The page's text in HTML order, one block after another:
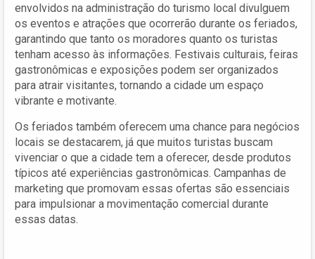
envolvidos na administração do turismo local divulguem
os eventos e atrações que ocorrerão durante os feriados,
garantindo que tanto os moradores quanto os turistas
tenham acesso às informações. Festivais culturais, feiras
gastronômicas e exposições podem ser organizados
para atrair visitantes, tornando a cidade um espaço
vibrante e motivante.
Os feriados também oferecem uma chance para negócios
locais se destacarem, já que muitos turistas buscam
vivenciar o que a cidade tem a oferecer, desde produtos
típicos até experiências gastronômicas. Campanhas de
marketing que promovam essas ofertas são essenciais
para impulsionar a movimentação comercial durante
essas datas.